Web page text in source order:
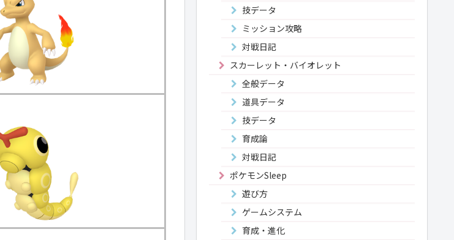
技データ
ミッション攻略
対戦日記
スカーレット・バイオレット
全般データ
道具データ
技データ
育成論
対戦日記
ポケモンSleep
遊び方
ゲームシステム
育成・進化